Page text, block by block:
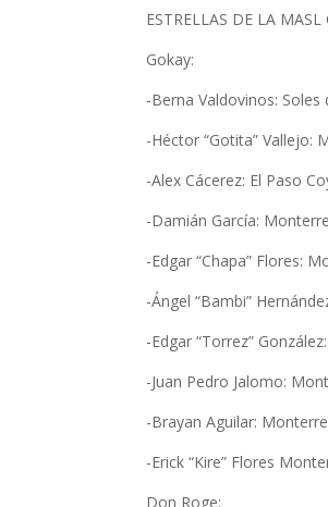
ESTRELLAS DE LA
Gokay:
-Berna Valdovinos: Soles
-Héctor “Gotita” Vallejo:
-Alex Cácerez: El Paso
-Damián García:
-Edgar “Chapa” Flores:
-Ángel “Bambi”
-Edgar “Torrez”
-Juan Pedro Jalomo:
-Brayan Aguilar:
-Erick “Kire” Flores
Don Roge: